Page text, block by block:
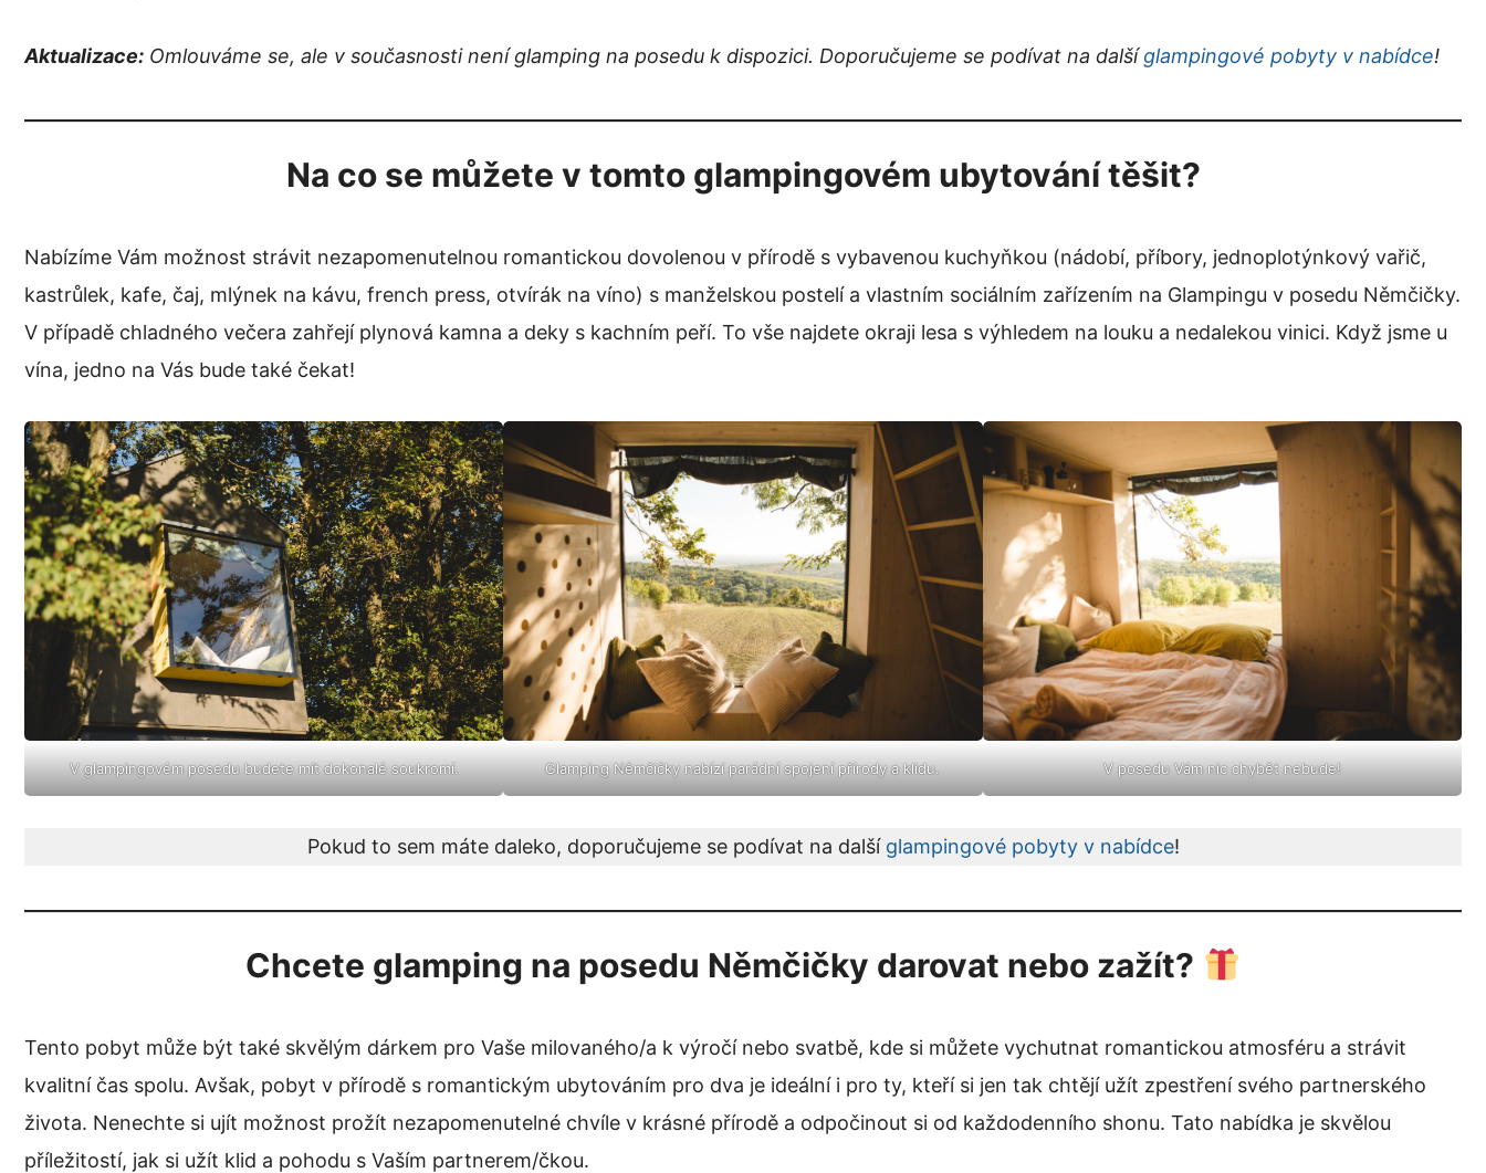
Aktualizace: Omlouváme se, ale v současnosti není glamping na posedu k dispozici. Doporučujeme se podívat na dalšíglampingové pobyty v nabídce!
Na co se můžete v tomto glampingovém ubytování těšit?
Nabízíme Vám možnost strávit nezapomenutelnou romantickou dovolenou v přírodě s vybavenou kuchyňkou (nádobí, příbory, jednoplotýnkový vařič,
kastrůlek, kafe, čaj, mlýnek na kávu, french press, otvírák na víno) s manželskou postelí a vlastním sociálním zařízením na Glampingu v posedu Němčičky.
V případě chladného večera zahřejí plynová kamna a deky s kachním peří. To vše najdete okraji lesa s výhledem na louku a nedalekou vinici. Když jsme u
vína, jedno na Vás bude také čekat!
V glampingovém posedu budete mít dokonalé soukromí. Glamping Němčičky nabízí parádní spojení přírody a klidu. V posedu Vám nic chybět nebude!
Pokud to sem máte daleko, doporučujeme se podívat na další glampingové pobyty v nabídce!
Chcete glamping na posedu Němčičky darovat nebo zažít?
Tento pobyt může být také skvělým dárkem pro Vaše milovaného/a k výročí nebo svatbě, kde si můžete vychutnat romantickou atmosféru a strávit
kvalitní čas spolu. Avšak, pobyt v přírodě s romantickým ubytováním pro dva je ideální i pro ty, kteří si jen tak chtějí užít zpestření svého partnerského
života. Nenechte si ujít možnost prožít nezapomenutelné chvíle v krásné přírodě a odpočinout si od každodenního shonu. Tato nabídka je skvělou
příležitostí, jak si užít klid a pohodu s Vaším partnerem/čkou.